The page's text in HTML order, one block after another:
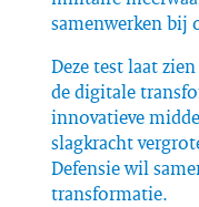
samenwerken bij
Deze test laat
de digitale
innovatieve
slagkracht
Defensie wil
transformatie.